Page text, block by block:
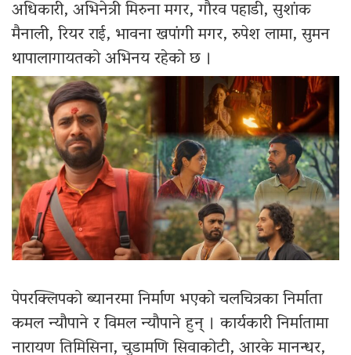
अधिकारी, अभिनेत्री मिरुना मगर, गौरव पहाडी, सुशांक
मैनाली, रियर राई, भावना खपांगी मगर, रुपेश लामा, सुमन
थापालागायतको अभिनय रहेको छ ।
पेपरक्लिपको ब्यानरमा निर्माण भएको चलचित्रका निर्माता
कमल न्यौपाने र विमल न्यौपाने हुन् । कार्यकारी निर्मातामा
नारायण तिमिसिना, चुडामणि सिवाकोटी, आरके मानन्धर,